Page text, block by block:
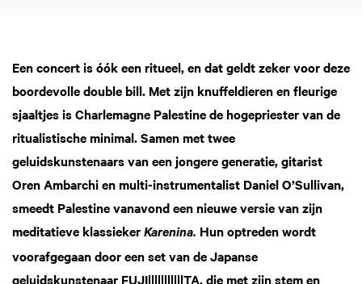
Een concert is óók een ritueel, en dat geldt zeker voor deze
boordevolle double bill. Met zijn knuffeldieren en fleurige
sjaaltjes is Charlemagne Palestine de hogepriester van de
ritualistische minimal. Samen met twee
geluidskunstenaars van een jongere generatie, gitarist
Oren Ambarchi en multi-instrumentalist Daniel O’Sullivan,
smeedt Palestine vanavond een nieuwe versie van zijn
meditatieve klassieker Karenina. Hun optreden wordt
voorafgegaan door een set van de Japanse
geluidskunstenaar FUJI|||||||||||TA, die met zijn stem en